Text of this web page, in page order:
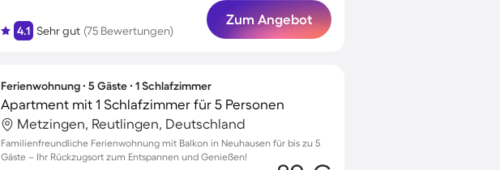
4.1 Sehr gut (75 Bewertungen)
Zum Angebot
Ferienwohnung ∙ 5 Gäste ∙ 1 Schlafzimmer
Apartment mit 1 Schlafzimmer für 5 Personen
Metzingen, Reutlingen, Deutschland
Familienfreundliche Ferienwohnung mit Balkon in Neuhausen für bis zu 5
Gäste – Ihr Rückzugsort zum Entspannen und Genießen!